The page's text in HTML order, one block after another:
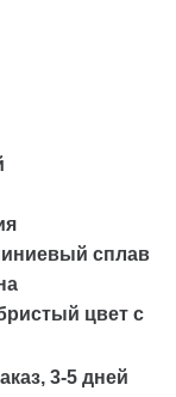
сплав
цвет с
3-5 дней